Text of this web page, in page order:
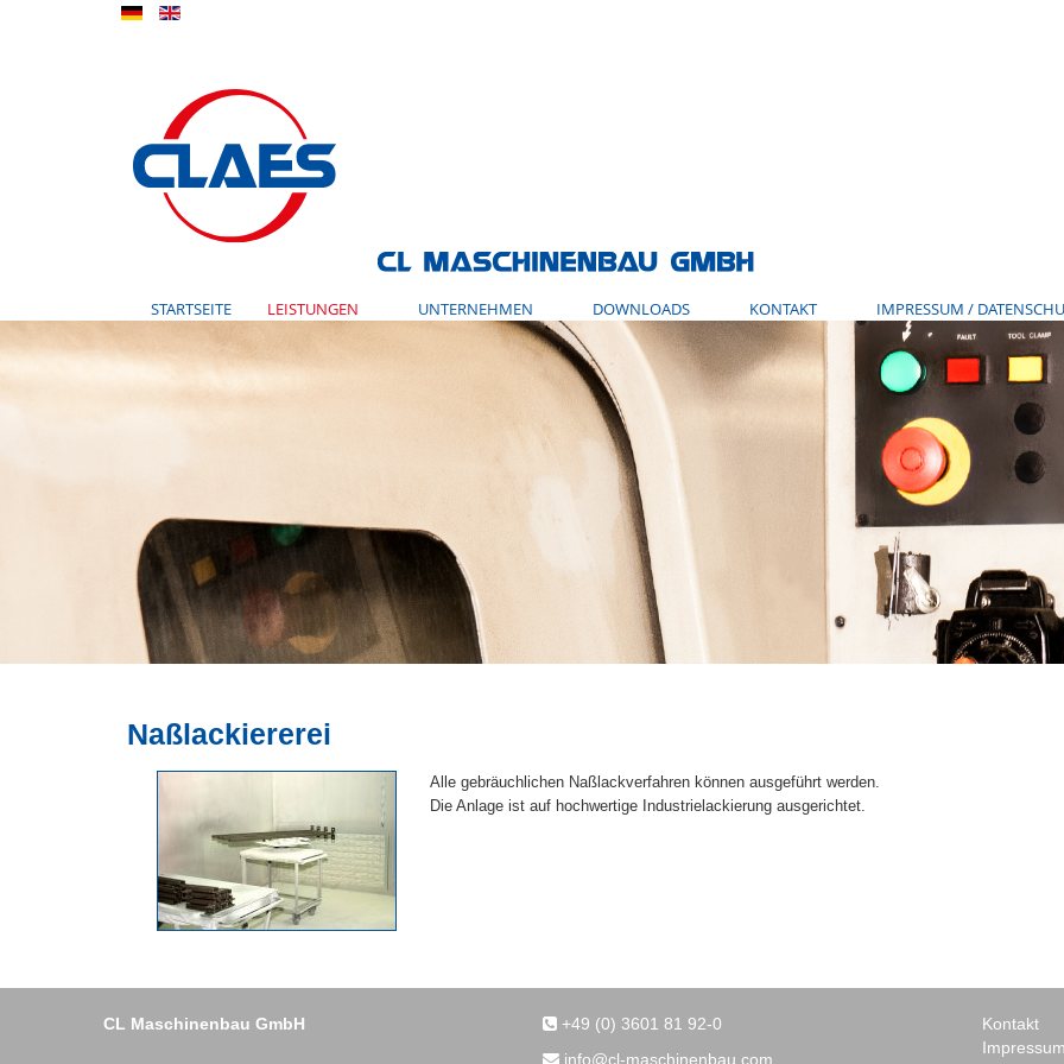
STARTSEITE LEISTUNGEN UNTERNEHMEN DOWNLOADS KONTAKT IMPRESSUM /
Naßlackiererei
Alle gebräuchlichen Naßlackverfahren können ausgeführt werden.
Die Anlage ist auf hochwertige Industrielackierung ausgerichtet.
CL Maschinenbau GmbH
+49 (0) 3601 81 92-0
info@cl-maschinenbau.com
Kontakt